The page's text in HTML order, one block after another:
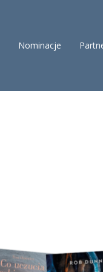
Nominacje